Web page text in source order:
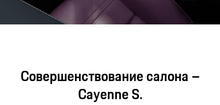
Совершенствование салона –
Cayenne S.